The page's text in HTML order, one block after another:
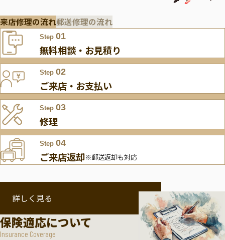
来店修理の流れ郵送修理の流れ
Step 01
無料相談・お見積り
Step 02
ご来店・お支払い
Step 03
修理
Step 04
ご来店返却※郵送返却も対応
詳しく見る
保険適応について
Insurance Coverage